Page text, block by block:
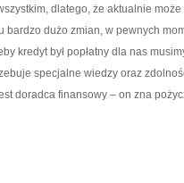
dlatego, że aktualnie może
bardzo dużo zmian, w pewnych
kredyt był popłatny dla nas
specjalne wiedzy oraz
doradca finansowy – on zna